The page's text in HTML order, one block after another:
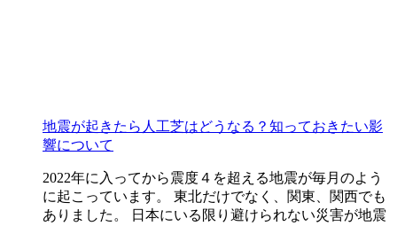
地震が起きたら人工芝はどうなる？知っておきたい影
響について
2022年に入ってから震度４を超える地震が毎月のよう
に起こっています。 東北だけでなく、関東、関西でも
ありました。 日本にいる限り避けられない災害が地震